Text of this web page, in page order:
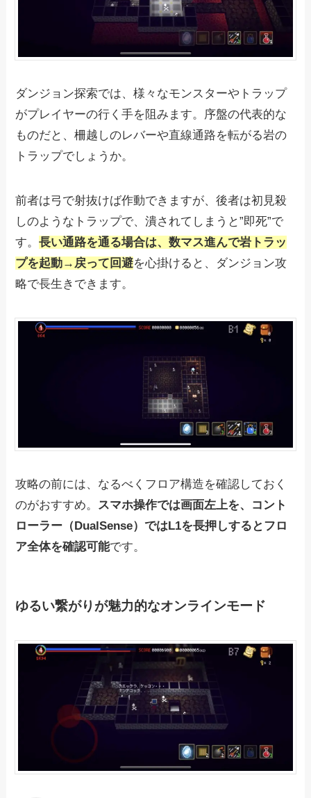
ダンジョン探索では、様々なモンスターやトラップ
がプレイヤーの行く手を阻みます。序盤の代表的な
ものだと、柵越しのレバーや直線通路を転がる岩の
トラップでしょうか。
前者は弓で射抜けば作動できますが、後者は初見殺
しのようなトラップで、潰されてしまうと”即死”で
す。長い通路を通る場合は、数マス進んで岩トラッ
プを起動→戻って回避を心掛けると、ダンジョン攻
略で長生きできます。
攻略の前には、なるべくフロア構造を確認しておく
のがおすすめ。 スマホ操作では画面左上を、コント
ローラー（DualSense）ではL1を長押しするとフロ
ア全体を確認可能です。
ゆるい繋がりが魅力的なオンラインモード